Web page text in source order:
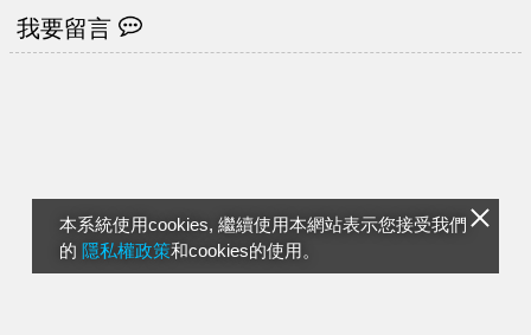
本系統使用cookies, 繼續使用本網站表示您接受我們
的 隱私權政策和cookies的使用。
我要留言